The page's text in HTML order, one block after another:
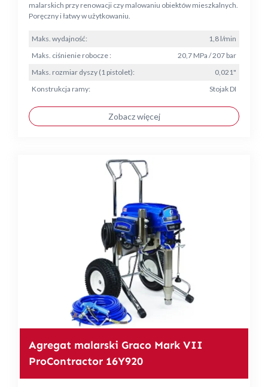
malarskich przy renowacji czy malowaniu obiektów mieszkalnych.
Poręczny i łatwy w użytkowaniu.
Maks. wydajność:
1,8 l/min
Maks. ciśnienie robocze :
20,7 MPa / 207 bar
Maks. rozmiar dyszy (1 pistolet):
0,021"
Konstrukcja ramy:
Stojak DI
Zobacz więcej
Agregat malarski Graco Mark VII
ProContractor 16Y920